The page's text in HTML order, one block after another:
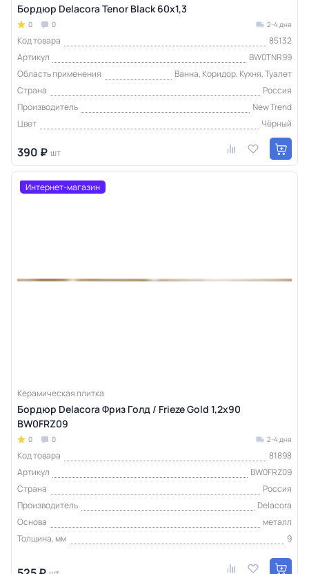
Бордюр Delacora Tenor Black 60х1,3
0 0 2-4 дня
Код товара
85132
Артикул
BW0TNR99
Область применения
Ванна, Коридор, Кухня, Туалет
Страна
Россия
Производитель
New Trend
Цвет
Чёрный
390 ₽ шт
Интернет-магазин
Керамическая плитка
Бордюр Delacora Фриз Голд / Frieze Gold 1,2х90
BW0FRZ09
0 0 2-4 дня
Код товара
81898
Артикул
BW0FRZ09
Страна
Россия
Производитель
Delacora
Основа
металл
Толщина, мм
9